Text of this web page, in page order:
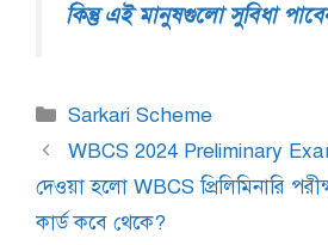
কিন্তু এই মানুষগুলো সুবিধা
Categories
Sarkari Scheme
WBCS 2024 Preliminary
দেওয়া হলো WBCS প্রিলিমিনারি
কার্ড কবে থেকে?